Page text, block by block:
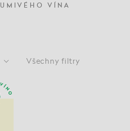
VÍNA
Všechny filtry